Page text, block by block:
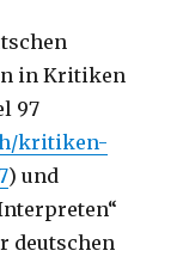
in Kritiken
97
kritiken-
) und
deutschen